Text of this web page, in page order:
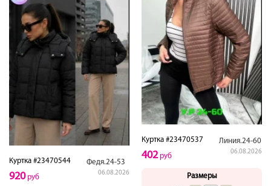
Куртка #23470544 Федя.24-53
06.08.2026
920руб
Куртка #23470537 Линия.24-60
06.08.2026
402руб
Размеры